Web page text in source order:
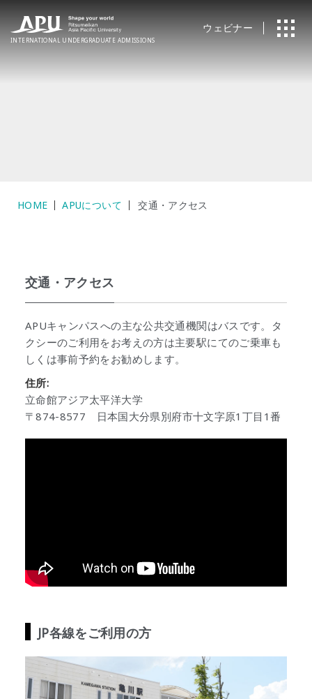
INTERNATIONAL UNDERGRADUATE ADMISSIONS
ウェビナー
HOME APUについて 交通・アクセス
交通・アクセス
APUキャンパスへの主な公共交通機関はバスです。タ
クシーのご利用をお考えの方は主要駅にてのご乗車も
しくは事前予約をお勧めします。
住所:
立命館アジア太平洋大学
〒874-8577 日本国大分県別府市十文字原1丁目1番
JP各線をご利用の方